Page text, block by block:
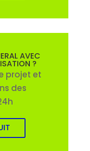
AVEC
?
projet et
des